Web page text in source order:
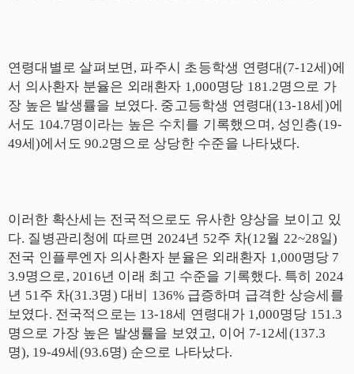
연령대별로 살펴보면, 파주시 초등학생 연령대(7-12세)에
서 의사환자 분율은 외래환자 1,000명당 181.2명으로 가
장 높은 발생률을 보였다. 중고등학생 연령대(13-18세 )에
서도 104.7명이라는 높은 수치를 기록했으며 , 성인층(19-
49세)에서도90.2명으로 상당한 수준을 나타냈다.
이러한 확산세는 전국적으로도 유사한 양상을 보이고 있
다. 질병관리청에 따르면2024년 52주 차(12월22~28일)
전국 인플루엔자 의사환자 분율은 외래환자 1,000명당 7
3.9명으로, 2016년 이래 최고 수준을 기록했다. 특히 2024
년 51주 차(31.3명) 대비 136% 급증하며 급격한 상승세를
보였다. 전국적으로는 13-18세 연령대가 1,000명당 151.3
명으로 가장 높은 발생률을 보였고, 이어 7-12세 (137.3
명), 19-49세 (93.6명) 순으로 나타났다.